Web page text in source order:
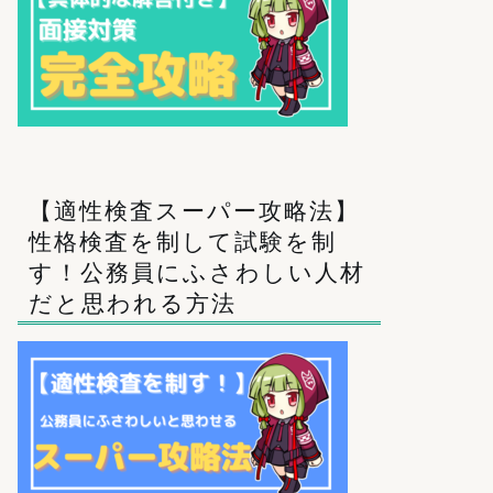
【適性検査スーパー攻略法】
性格検査を制して試験を制
す！公務員にふさわしい人材
だと思われる方法